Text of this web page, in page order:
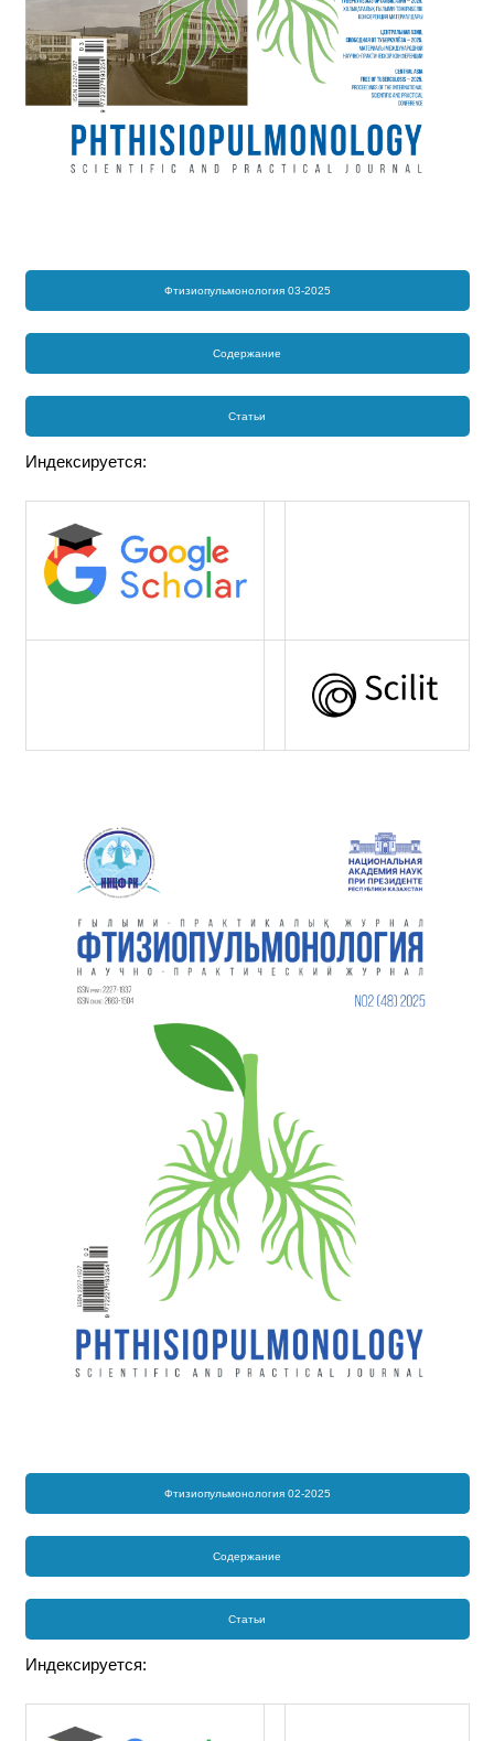
Фтизиопульмонология 03-2025
Содержание
Статьи
Индексируется:
Фтизиопульмонология 02-2025
Содержание
Статьи
Индексируется: